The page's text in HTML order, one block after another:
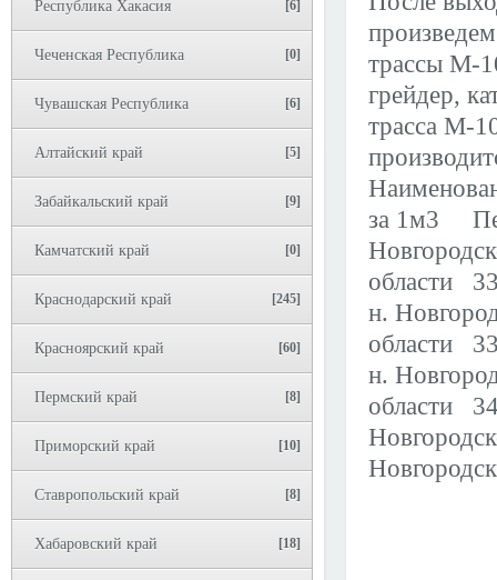
Республика Хакасия [6]
Чеченская Республика [0]
Чувашская Республика [6]
Алтайский край [5]
Забайкальский край [9]
Камчатский край [0]
Краснодарский край [245]
Красноярский край [60]
Пермский край [8]
Приморский край [10]
Ставропольский край [8]
Хабаровский край [18]
трассы М-
грейдер,
трасса М-
за 1м3
области
н.
области
н.
области